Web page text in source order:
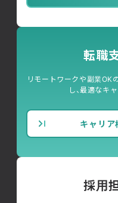
転職
リモートワークや副業OK
し、最適なキ
キャリア
採用